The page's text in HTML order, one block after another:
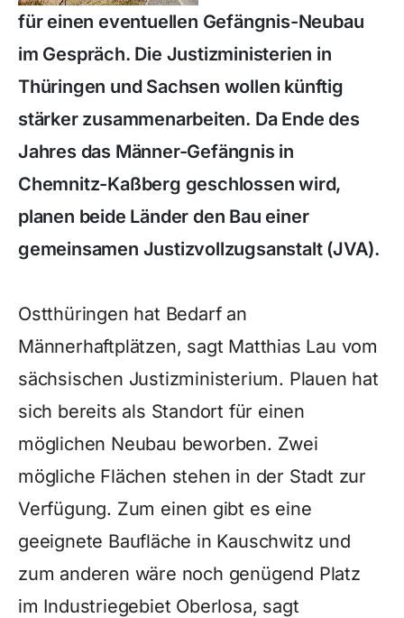
für einen eventuellen Gefängnis-Neubau
im Gespräch. Die Justizministerien in
Thüringen und Sachsen wollen künftig
stärker zusammenarbeiten. Da Ende des
Jahres das Männer-Gefängnis in
Chemnitz-Kaßberg geschlossen wird,
planen beide Länder den Bau einer
gemeinsamen Justizvollzugsanstalt (JVA).
Ostthüringen hat Bedarf an
Männerhaftplätzen, sagt Matthias Lau vom
sächsischen Justizministerium. Plauen hat
sich bereits als Standort für einen
möglichen Neubau beworben. Zwei
mögliche Flächen stehen in der Stadt zur
Verfügung. Zum einen gibt es eine
geeignete Baufläche in Kauschwitz und
zum anderen wäre noch genügend Platz
im Industriegebiet Oberlosa, sagt